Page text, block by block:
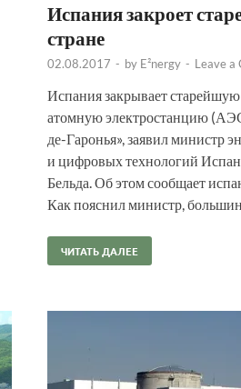
Испания закроет
стране
02.08.2017 - by E²nergy - Leave a
Испания закрывает
атомную электростанцию
де-Гаронья», заявил министр
и цифровых технологий
Бельда. Об этом сообщает
Как пояснил министр,
ЧИТАТЬ ДАЛЕЕ